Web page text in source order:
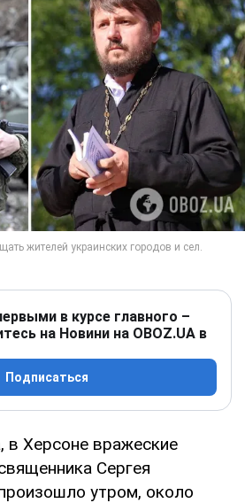
в курсе главного –
на Новини на OBOZ.UA в
Подписаться
в Херсоне вражеские
Сергея
утром, около